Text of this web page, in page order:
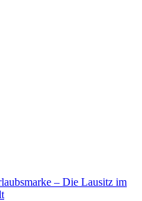
– Die Lausitz im